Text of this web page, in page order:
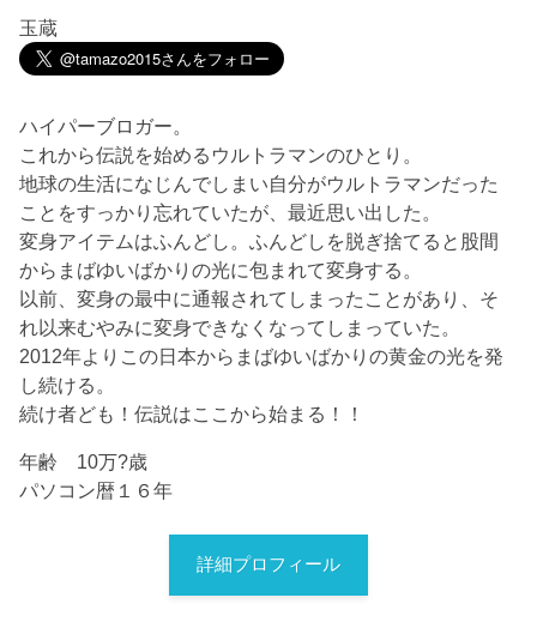
玉蔵
ハイパーブロガー。
これから伝説を始めるウルトラマンのひとり。
地球の生活になじんでしまい自分がウルトラマンだった
ことをすっかり忘れていたが、最近思い出した。
変身アイテムはふんどし。ふんどしを脱ぎ捨てると股間
からまばゆいばかりの光に包まれて変身する。
以前、変身の最中に通報されてしまったことがあり、そ
れ以来むやみに変身できなくなってしまっていた。
2012年よりこの日本からまばゆいばかりの黄金の光を発
し続ける。
続け者ども！伝説はここから始まる！！
年齢 10万?歳
パソコン暦１６年
詳細プロフィール